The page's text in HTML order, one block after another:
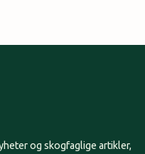
og skogfaglige artikler,